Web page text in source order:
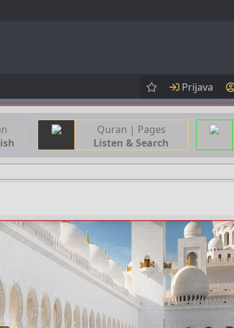
Prijava
Quran | Pages
Listen & Search